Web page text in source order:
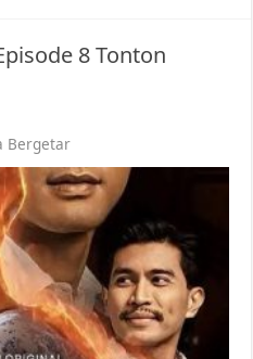
8 Tonton
Bergetar